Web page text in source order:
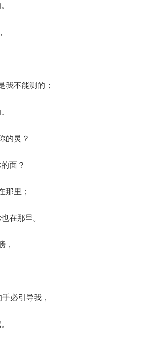
我不能测的；
的灵？
面？
那里；
在那里。
，
必引导我，